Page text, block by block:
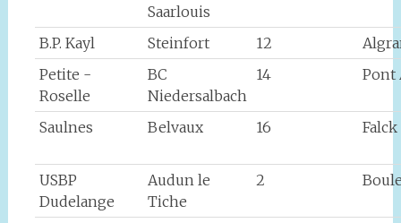
Saarlouis
B.P. Kayl Steinfort 12
Petite -
Roselle
BC
Niedersalbach
14 Pont
Saulnes Belvaux 16 Falck
USBP
Dudelange
Audun le
Tiche
2